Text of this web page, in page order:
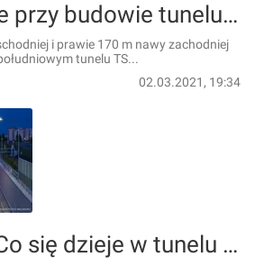
Trwają prace przy budowie tunelu na trasie S3, na odcinku Bolków - Kamienna Góra [FILM + ZDJĘCIA]
i prawie 170 m nawy zachodniej
tunelu TS...
02.03.2021, 19:34
Warszawa: Co się dzieje w tunelu w ciągu Południowej Obwodnicy Warszawy i kiedy otwarcie trasy? [ZDJĘCIA]